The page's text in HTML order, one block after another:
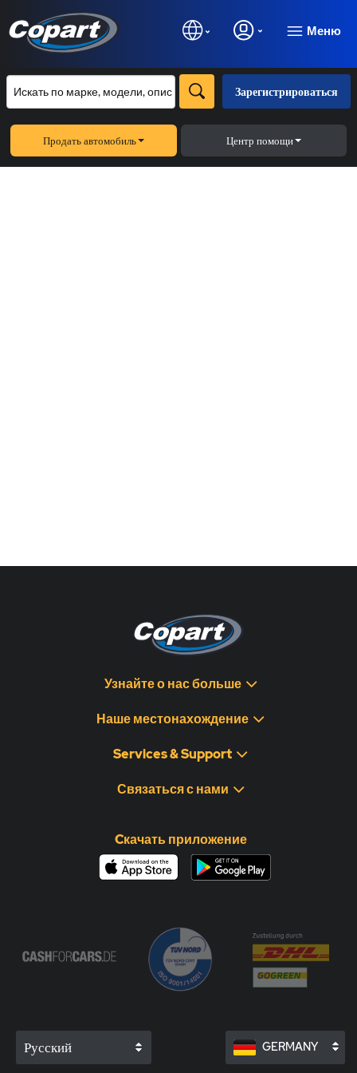
Меню
Зарегистрироваться
Продать автомобиль Центр помощи
Узнайте о нас больше
Наше местонахождение
Services & Support
Связаться с нами
Cкачать приложение
Русский GERMANY